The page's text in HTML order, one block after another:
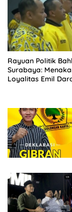
Rayuan Politik
Surabaya:
Loyalitas Emil